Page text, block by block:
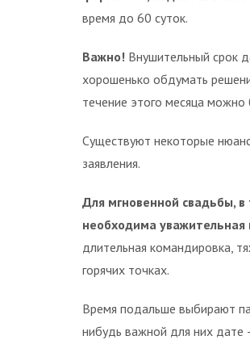
время до 60 суток.
Важно! Внушительный срок
хорошенько обдумать
течение этого месяца
Существуют некоторые
заявления.
Для мгновенной свадьбы,
необходима уважительная
длительная командировка,
горячих точках.
Время подальше выбирают
нибудь важной для них дате